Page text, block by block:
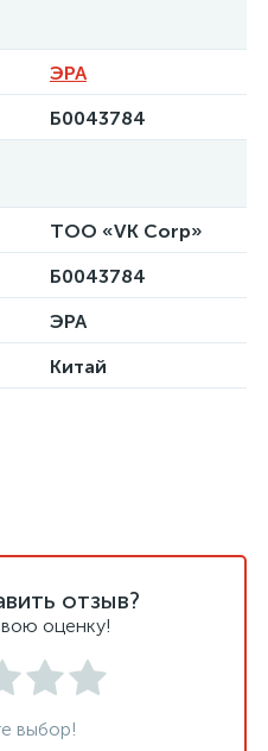
ЭРА
Б0043784
ТОО «VK Corp»
Б0043784
ЭРА
Китай
отзыв?
оценку!
выбор!